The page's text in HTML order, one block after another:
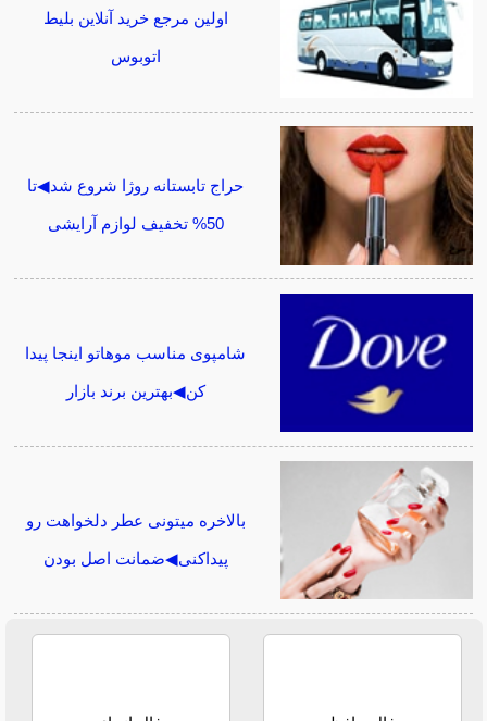
اولین مرجع خرید آنلاین بلیط
اتوبوس
حراج تابستانه روژا شروع شد◀تا
50% تخفیف لوازم آرایشی
شامپوی مناسب موهاتو اینجا پیدا
کن◀بهترین برند بازار
بالاخره میتونی عطر دلخواهت رو
پیداکنی◀ضمانت اصل بودن